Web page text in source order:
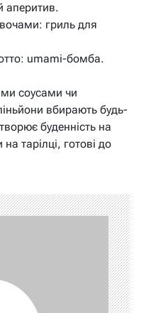
аперитив.
гриль для
umami-бомба.
соусами чи
вбирають будь-
буденність на
тарілці, готові до